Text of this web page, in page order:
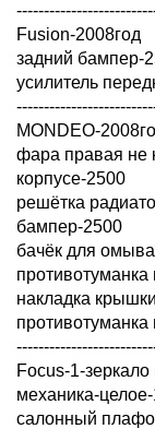
Fusion-2008год
задний бампер-
усилитель
MONDEO-
фара правая не
корпусе-2500
решётка
бампер-2500
бачёк для
накладка
Focus-1-
механика-
салонный